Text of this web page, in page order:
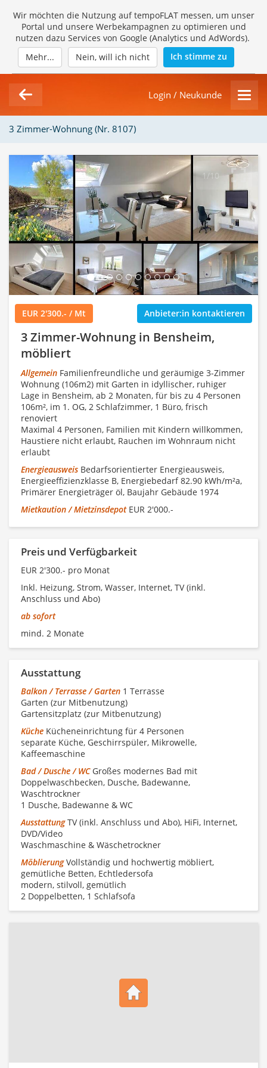
Wir möchten die Nutzung auf tempoFLAT messen, um unser
Portal und unsere Werbekampagnen zu optimieren und
nutzen dazu Services von Google (Analytics und AdWords).
Mehr...
Nein, will ich nicht Ich stimme zu
Login / Neukunde
3 Zimmer-Wohnung (Nr. 8107)
Loading Gallery...
1/10
EUR 2'300.- / Mt Anbieter:in kontaktieren
3 Zimmer-Wohnung in Bensheim,
möbliert
Allgemein Familienfreundliche und geräumige 3-Zimmer
Wohnung (106m2) mit Garten in idyllischer, ruhiger
Lage in Bensheim, ab 2 Monaten, für bis zu 4 Personen
106m², im 1. OG, 2 Schlafzimmer, 1 Büro, frisch
renoviert
Maximal 4 Personen, Familien mit Kindern willkommen,
Haustiere nicht erlaubt, Rauchen im Wohnraum nicht
erlaubt
Energieausweis Bedarfsorientierter Energieausweis,
Energieeffizienzklasse B, Energiebedarf 82.90 kWh/m²a,
Primärer Energieträger öl, Baujahr Gebäude 1974
Mietkaution / MietzinsdepotEUR 2'000.-
Preis und Verfügbarkeit
EUR 2'300.- pro Monat
Inkl. Heizung, Strom, Wasser, Internet, TV (inkl.
Anschluss und Abo)
ab sofort
mind. 2 Monate
Ausstattung
Balkon / Terrasse / Garten 1 Terrasse
Garten (zur Mitbenutzung)
Gartensitzplatz (zur Mitbenutzung)
Küche Kücheneinrichtung für 4 Personen
separate Küche, Geschirrspüler, Mikrowelle,
Kaffeemaschine
Bad / Dusche / WCGroßes modernes Bad mit
Doppelwaschbecken, Dusche, Badewanne,
Waschtrockner
1 Dusche, Badewanne & WC
AusstattungTV (inkl. Anschluss und Abo), HiFi, Internet,
DVD/Video
Waschmaschine & Wäschetrockner
MöblierungVollständig und hochwertig möbliert,
gemütliche Betten, Echtledersofa
modern, stilvoll, gemütlich
2 Doppelbetten, 1 Schlafsofa